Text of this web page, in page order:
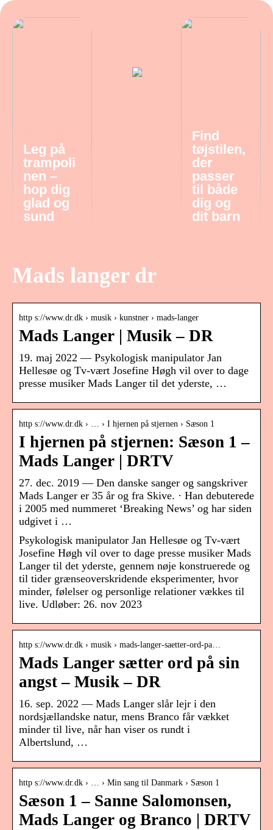
Leg på
trampoli
nen –
hop dig
glad og
sund
Find
tøjstilen,
der
passer
til både
dig og
dit barn
Mads langer dr
http s://www.dr.dk › musik › kunstner › mads-langer
Mads Langer | Musik – DR
19. maj 2022 — Psykologisk manipulator Jan
Hellesøe og Tv-vært Josefine Høgh vil over to dage
presse musiker Mads Langer til det yderste, …
http s://www.dr.dk › … › I hjernen på stjernen › Sæson 1
I hjernen på stjernen: Sæson 1 –
Mads Langer | DRTV
27. dec. 2019 — Den danske sanger og sangskriver
Mads Langer er 35 år og fra Skive. · Han debuterede
i 2005 med nummeret ‘Breaking News’ og har siden
udgivet i …
Psykologisk manipulator Jan Hellesøe og Tv-vært
Josefine Høgh vil over to dage presse musiker Mads
Langer til det yderste, gennem nøje konstruerede og
til tider grænseoverskridende eksperimenter, hvor
minder, følelser og personlige relationer vækkes til
live. Udløber: 26. nov 2023
http s://www.dr.dk › musik › mads-langer-saetter-ord-pa…
Mads Langer sætter ord på sin
angst – Musik – DR
16. sep. 2022 — Mads Langer slår lejr i den
nordsjællandske natur, mens Branco får vækket
minder til live, når han viser os rundt i
Albertslund, …
http s://www.dr.dk › … › Min sang til Danmark › Sæson 1
Sæson 1 – Sanne Salomonsen,
Mads Langer og Branco | DRTV